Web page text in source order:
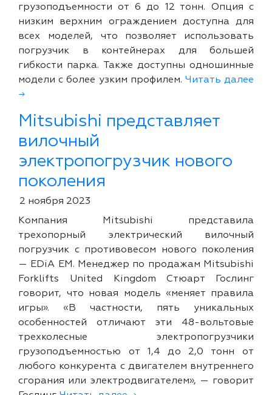
грузоподъемности от 6 до 12 тонн. Опция с
низким верхним ограждением доступна для
всех моделей, что позволяет использовать
погрузчик в контейнерах для большей
гибкости парка. Также доступны одношинные
модели с более узким профилем. Читать далее
→
Mitsubishi представляет
вилочный
электропогрузчик нового
поколения
2 ноября 2023
Компания Mitsubishi представила
трехопорный электрический вилочный
погрузчик с противовесом нового поколения
— EDiA EM. Менеджер по продажам Mitsubishi
Forklifts United Kingdom Стюарт Гослинг
говорит, что новая модель «меняет правила
игры». «В частности, пять уникальных
особенностей отличают эти 48-вольтовые
трехколесные электропогрузчики
грузоподъемностью от 1,4 до 2,0 тонн от
любого конкурента с двигателем внутреннего
сгорания или электродвигателем», — говорит